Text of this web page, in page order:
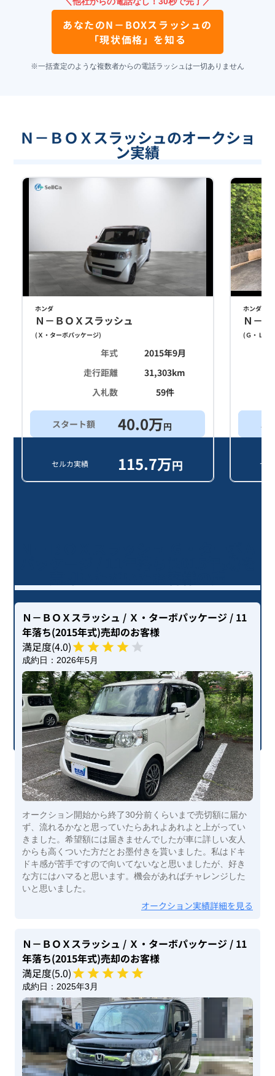
あなたのN－BOXスラッシュの
「現状価格」を知る
※一括査定のような複数者からの電話ラッシュは一切ありません
Ｎ－ＢＯＸスラッシュのオークショ
ン実績
ホンダ
Ｎ－ＢＯＸスラッシュ
( Ｘ・ターボパッケージ)
年式
2015年9月
走行距離
31,303km
入札数
59件
スタート額 40.0万円
セルカ実績 115.7万円
ホンダ
Ｎ－
(Ｇ・Ｌタ
セ
Ｎ－ＢＯＸスラッシュ / Ｘ・ターボパッケージ / 11
年落ち(2015年式)売却のお客様
満足度(4.0)
成約日： 2026年5月
オークション開始から終了30分前くらいまで売切額に届か
ず、流れるかなと思っていたらあれよあれよと上がってい
きました。希望額には届きませんでしたが車に詳しい友人
からも高くついた方だとお墨付きを貰いました。私はドキ
ドキ感が苦手ですので向いてないなと思いましたが、好き
な方にはハマると思います。機会があればチャレンジした
いと思いました。
オークション実績詳細を見る
Ｎ－ＢＯＸスラッシュ / Ｘ・ターボパッケージ / 11
年落ち(2015年式)売却のお客様
満足度(5.0)
成約日： 2025年3月